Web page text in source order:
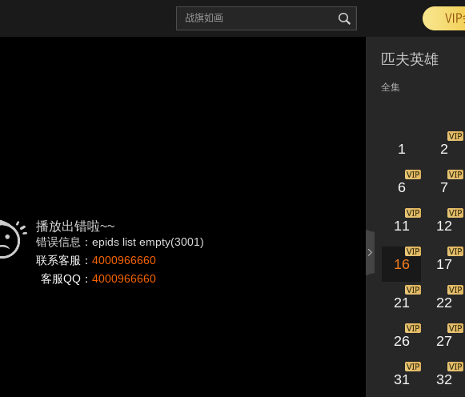
播放出错啦~~
错误信息：epids list empty(3001)
联系客服： 4000966660
客服QQ： 4000966660
匹夫英雄
全集
1 2
6 7
11 12
16 17
21 22
26 27
31 32